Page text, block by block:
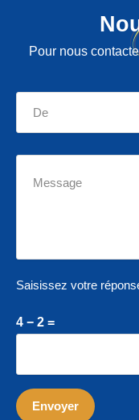
Pour nous
Saisissez votre
4 − 2 =